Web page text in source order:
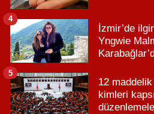
İzmir’de
Yngwie
4
12
kimleri
5